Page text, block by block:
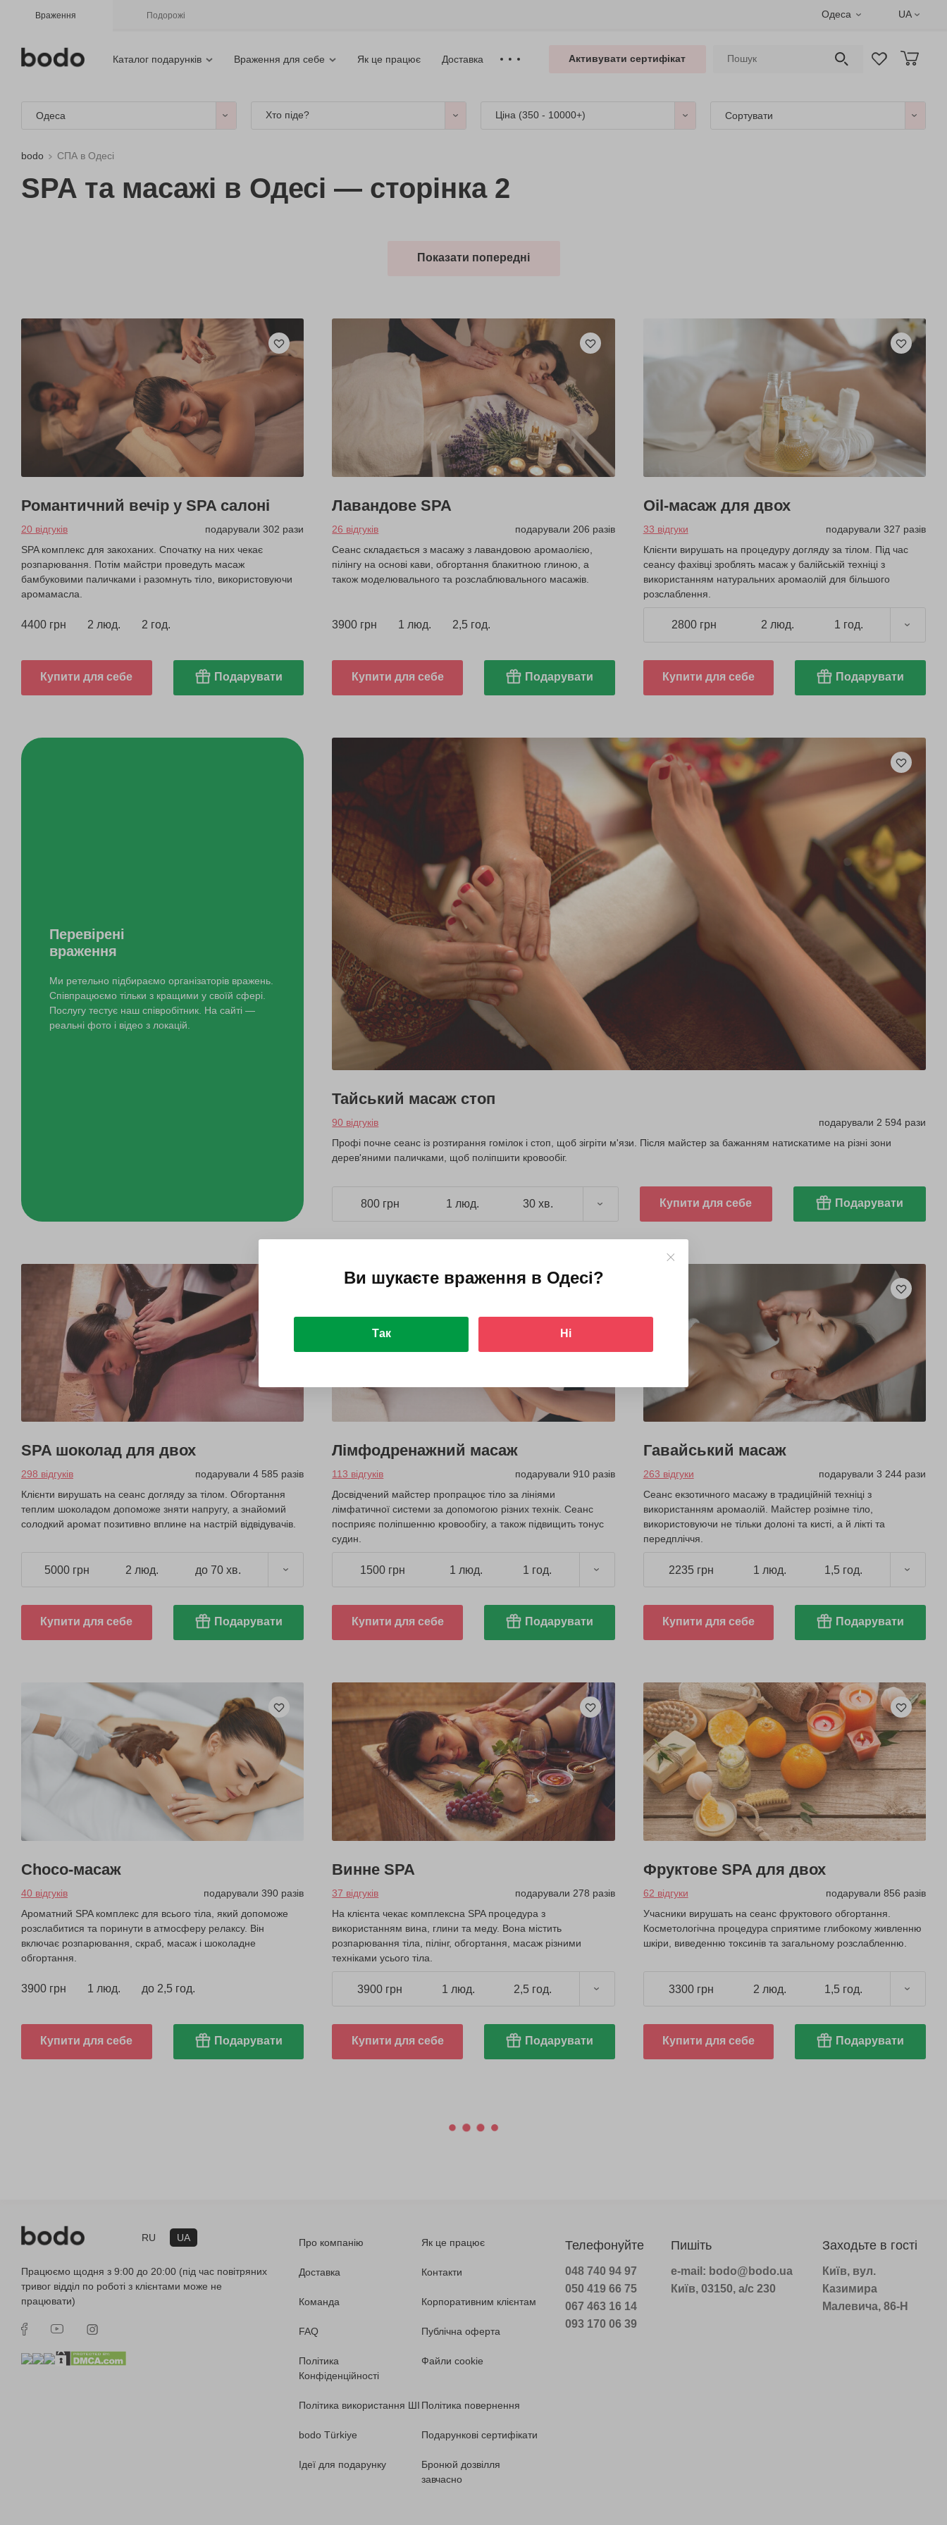
Враження Подорожі Одеса UA
Каталог подарунків Враження для себе Як це працює Доставка Активувати сертифікат
Одеса Хто піде? Ціна (350 - 10000+) Сортувати
bodo СПА в Одесі
SPA та масажі в Одесі — сторінка 2
Показати попередні
Романтичний вечір у SPA салоні
20 відгуків
подарували 302 рази
SPA комплекс для закоханих. Спочатку на них чекає
розпарювання. Потім майстри проведуть масаж
бамбуковими паличками і разомнуть тіло, використовуючи
аромамасла.
4400 грн 2 люд. 2 год.
Купити для себе Подарувати
Лавандове SPA
26 відгуків
подарували 206 разів
Сеанс складається з масажу з лавандовою аромаолією,
пілінгу на основі кави, обгортання блакитною глиною, а
також моделювального та розслаблювального масажів.
3900 грн 1 люд. 2,5 год.
Купити для себе Подарувати
Oil-масаж для двох
33 відгуки
подарували 327 разів
Клієнти вирушать на процедуру догляду за тілом. Під час
сеансу фахівці зроблять масаж у балійській техніці з
використанням натуральних аромаолій для більшого
розслаблення.
2800 грн 2 люд. 1 год.
Купити для себе Подарувати
Перевірені
враження
Ми ретельно підбираємо організаторів вражень.
Співпрацюємо тільки з кращими у своїй сфері.
Послугу тестує наш співробітник. На сайті —
реальні фото і відео з локацій.
Тайський масаж стоп
90 відгуків
подарували 2 594 рази
Профі почне сеанс із розтирання гомілок і стоп, щоб зігріти м'язи. Після майстер за бажанням натискатиме на різні зони
дерев'яними паличками, щоб поліпшити кровообіг.
800 грн 1 люд. 30 хв. Купити для себе Подарувати
SPA шоколад для двох
298 відгуків
подарували 4 585 разів
Клієнти вирушать на сеанс догляду за тілом. Обгортання
теплим шоколадом допоможе зняти напругу, а знайомий
солодкий аромат позитивно вплине на настрій відвідувачів.
5000 грн 2 люд. до 70 хв.
Купити для себе Подарувати
Лімфодренажний масаж
113 відгуків
подарували 910 разів
Досвідчений майстер пропрацює тіло за лініями
лімфатичної системи за допомогою різних технік. Сеанс
посприяє поліпшенню кровообігу, а також підвищить тонус
судин.
1500 грн 1 люд. 1 год.
Купити для себе Подарувати
Гавайський масаж
263 відгуки
подарували 3 244 рази
Сеанс екзотичного масажу в традиційній техніці з
використанням аромаолій. Майстер розімне тіло,
використовуючи не тільки долоні та кисті, а й лікті та
передпліччя.
2235 грн 1 люд. 1,5 год.
Купити для себе Подарувати
Choco-масаж
40 відгуків
подарували 390 разів
Ароматний SPA комплекс для всього тіла, який допоможе
розслабитися та поринути в атмосферу релаксу. Він
включає розпарювання, скраб, масаж і шоколадне
обгортання.
3900 грн 1 люд. до 2,5 год.
Купити для себе Подарувати
Винне SPA
37 відгуків
подарували 278 разів
На клієнта чекає комплексна SPA процедура з
використанням вина, глини та меду. Вона містить
розпарювання тіла, пілінг, обгортання, масаж різними
техніками усього тіла.
3900 грн 1 люд. 2,5 год.
Купити для себе Подарувати
Фруктове SPA для двох
62 відгуки
подарували 856 разів
Учасники вирушать на сеанс фруктового обгортання.
Косметологічна процедура сприятиме глибокому живленню
шкіри, виведенню токсинів та загальному розслабленню.
3300 грн 2 люд. 1,5 год.
Купити для себе Подарувати
RU UA
Працюємо щодня з 9:00 до 20:00 (під час повітряних
тривог відділ по роботі з клієнтами може не
працювати)
Про компанію Як це працює
Доставка Контакти
Команда Корпоративним клієнтам
FAQ Публічна оферта
Політика
Конфіденційності
Файли cookie
Політика використання ШІ Політика повернення
bodo Türkiye Подарункові сертифікати
Ідеї для подарунку
Бронюй дозвілля
завчасно
Телефонуйте
048 740 94 97
050 419 66 75
067 463 16 14
093 170 06 39
Пишіть
e-mail: bodo@bodo.ua
Київ, 03150, а/с 230
Заходьте в гості
Київ, вул.
Казимира
Малевича, 86-Н
Ви шукаєте враження в Одесі?
Так Ні